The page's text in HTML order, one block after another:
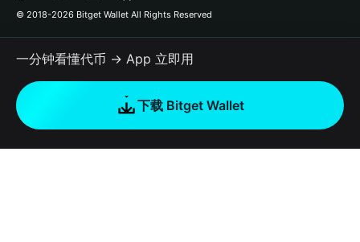
RWA
如何购买加密货币
Polygon
© 2018-2026 Bitget Wallet All Rights Reserved
一分钟看懂代币 → App 立即用
下载 Bitget Wallet